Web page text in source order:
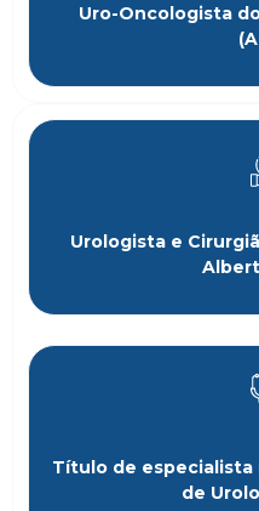
Uro-Oncologista
Urologista e
Título de especialista
de